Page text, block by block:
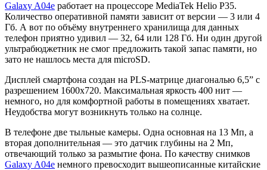
Galaxy A04e работает на процессоре MediaTek Helio P35.
Количество оперативной памяти зависит от версии — 3 или 4
Гб. А вот по объёму внутреннего хранилища для данных
телефон приятно удивил — 32, 64 или 128 Гб. Ни один другой
ультрабюджетник не смог предложить такой запас памяти, но
зато не нашлось места для microSD.
Дисплей смартфона создан на PLS-матрице диагональю 6,5” с
разрешением 1600x720. Максимальная яркость 400 нит —
немного, но для комфортной работы в помещениях хватает.
Неудобства могут возникнуть только на солнце.
В телефоне две тыльные камеры. Одна основная на 13 Мп, а
вторая дополнительная — это датчик глубины на 2 Мп,
отвечающий только за размытие фона. По качеству снимков
Galaxy A04e немного превосходит вышеописанные китайские